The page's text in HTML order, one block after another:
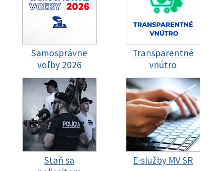
Samosprávne
voľby 2026
Transparentné
vnútro
Staň sa
E-služby MV SR